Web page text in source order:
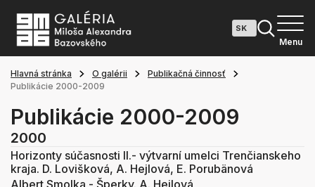
Menu
Hlavná stránka O galérii
Publikačná činnosť
Publikácie 2000-2009
Publikácie 2000-2009
2000
Horizonty súčasnosti II.- výtvarní umelci Trenčianskeho
kraja. D. Lovišková, A. Hejlová, E. Porubänová
Albert Smolka - Šperky. A. Hejlová